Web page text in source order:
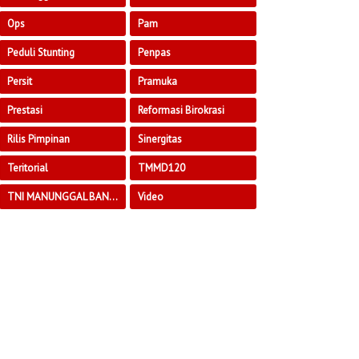
Ops Pam
Peduli Stunting Penpas
Persit Pramuka
Prestasi Reformasi Birokrasi
Rilis Pimpinan Sinergitas
Teritorial TMMD120
TNI MANUNGGAL BANGUN DESA Video